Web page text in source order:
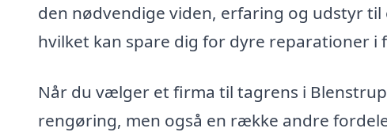
den nødvendige viden, erfaring og udstyr
hvilket kan spare dig for dyre reparationer i
Når du vælger et firma til tagrens i
rengøring, men også en række andre